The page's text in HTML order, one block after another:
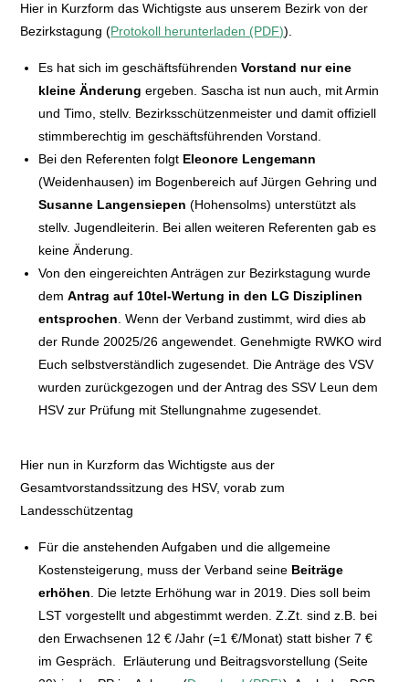
Hier in Kurzform das Wichtigste aus unserem Bezirk von der
Bezirkstagung (Protokoll herunterladen (PDF)).
Es hat sich im geschäftsführendenVorstand nur eine
kleine Änderung ergeben. Sascha ist nun auch, mit Armin
und Timo, stellv. Bezirksschützenmeister und damit offiziell
stimmberechtig im geschäftsführenden Vorstand.
Bei den Referenten folgt Eleonore Lengemann
(Weidenhausen) im Bogenbereich auf Jürgen Gehring und
Susanne Langensiepen (Hohensolms) unterstützt als
stellv. Jugendleiterin. Bei allen weiteren Referenten gab es
keine Änderung.
Von den eingereichten Anträgen zur Bezirkstagung wurde
demAntrag auf 10tel-Wertung in den LG Disziplinen
entsprochen . Wenn der Verband zustimmt, wird dies ab
der Runde 20025/26 angewendet. Genehmigte RWKO wird
Euch selbstverständlich zugesendet. Die Anträge des VSV
wurden zurückgezogen und der Antrag des SSV Leun dem
HSV zur Prüfung mit Stellungnahme zugesendet.
Hier nun in Kurzform das Wichtigste aus der
Gesamtvorstandssitzung des HSV, vorab zum
Landesschützentag
Für die anstehenden Aufgaben und die allgemeine
Kostensteigerung, muss der Verband seine Beiträge
erhöhen . Die letzte Erhöhung war in 2019. Dies soll beim
LST vorgestellt und abgestimmt werden. Z.Zt. sind z.B. bei
den Erwachsenen 12 € /Jahr (=1 €/Monat) statt bisher 7 €
im Gespräch. Erläuterung und Beitragsvorstellung (Seite